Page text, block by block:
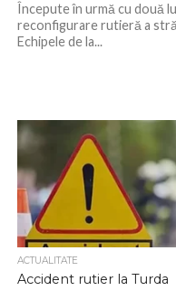
Începute în urmă cu două
reconfigurare rutieră a
Echipele de la...
ACTUALITATE
Accident rutier la Turda